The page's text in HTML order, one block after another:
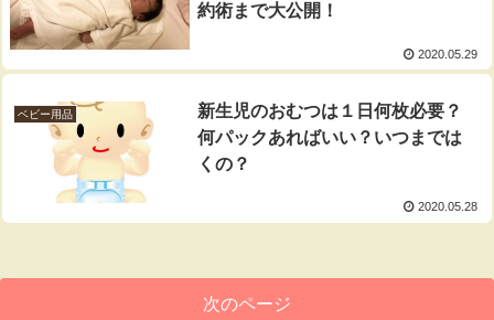
約術まで大公開！
2020.05.29
ベビー用品
新生児のおむつは１日何枚必要？
何パックあればいい？いつまでは
くの？
2020.05.28
次のページ